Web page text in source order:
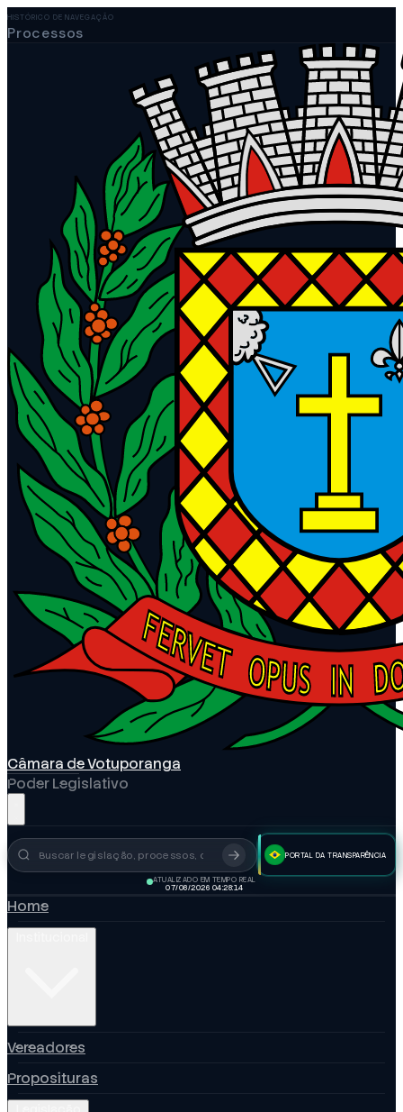
HISTÓRICO DE NAVEGAÇÃO
Processos
Câmara de Votuporanga
Poder Legislativo
Busca no portal PORTAL DA TRANSPARÊNCIA
ATUALIZADO EM TEMPO REAL
07/08/2026 04:28:16
Home
Vereadores
Proposituras